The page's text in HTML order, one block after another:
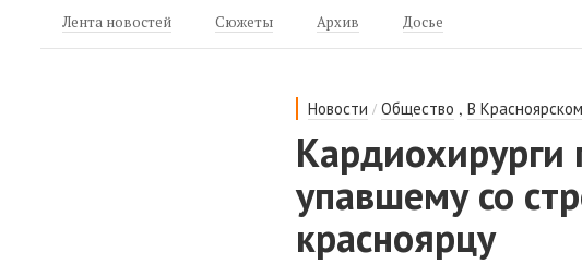
Лента новостей Сюжеты Архив Досье
Новости /Общество ,В
упавшему со
красноярцу